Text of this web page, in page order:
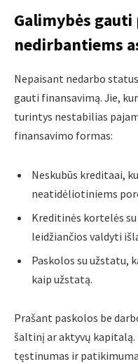
Galimybės gauti
nedirbantiems
Nepaisant nedarbo
gauti finansavimą. Jie,
turintys nestabilias
finansavimo formas:
Neskubūs kreditaai,
neatidėliotiniems
Kreditinės kortelės
leidžiančios valdyti
Paskolos su užstatu,
kaip užstatą.
Prašant paskolos be
šaltinį ar aktyvų kapitalą.
tęstinumas ir